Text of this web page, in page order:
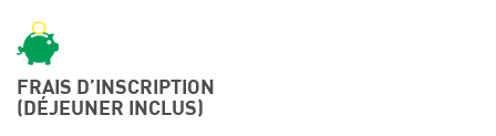
FRAIS D’INSCRIPTION
(DÉJEUNER INCLUS)